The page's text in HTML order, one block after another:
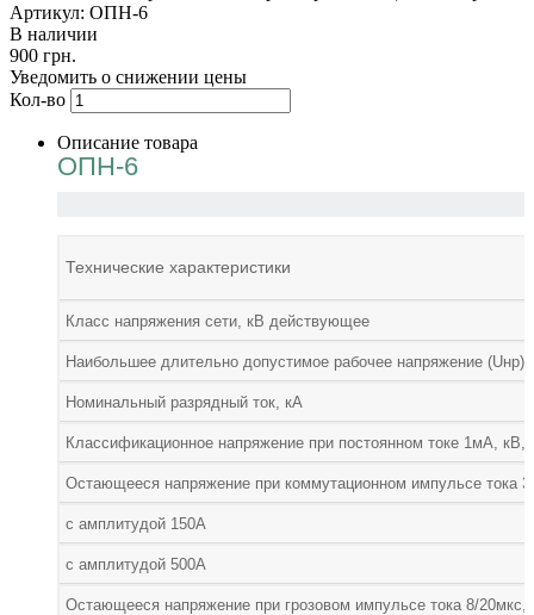
Артикул: ОПН-6
В наличии
900 грн.
Уведомить о снижении цены
Кол-во
Описание товара
ОПН-6
Технические характеристики
Класс напряжения сети, кВ действующее
Наибольшее длительно допустимое рабочее напряжение (Uнр),
Номинальный разрядный ток, кА
Классификационное напряжение при постоянном токе 1мА, кВ,
Остающееся напряжение при коммутационном импульсе тока
с амплитудой 150А
с амплитудой 500А
Остающееся напряжение при грозовом импульсе тока 8/20мкс,